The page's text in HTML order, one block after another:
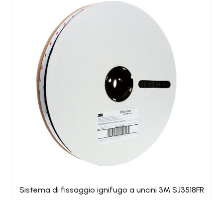
Sistema di fissaggio ignifugo a uncini 3M SJ3518FR